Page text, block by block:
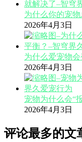
为什么你的宠
2026年4月3日
为什么爱宠物
2026年4月3日
宠物为什么会“
2026年4月3日
评论最多的文